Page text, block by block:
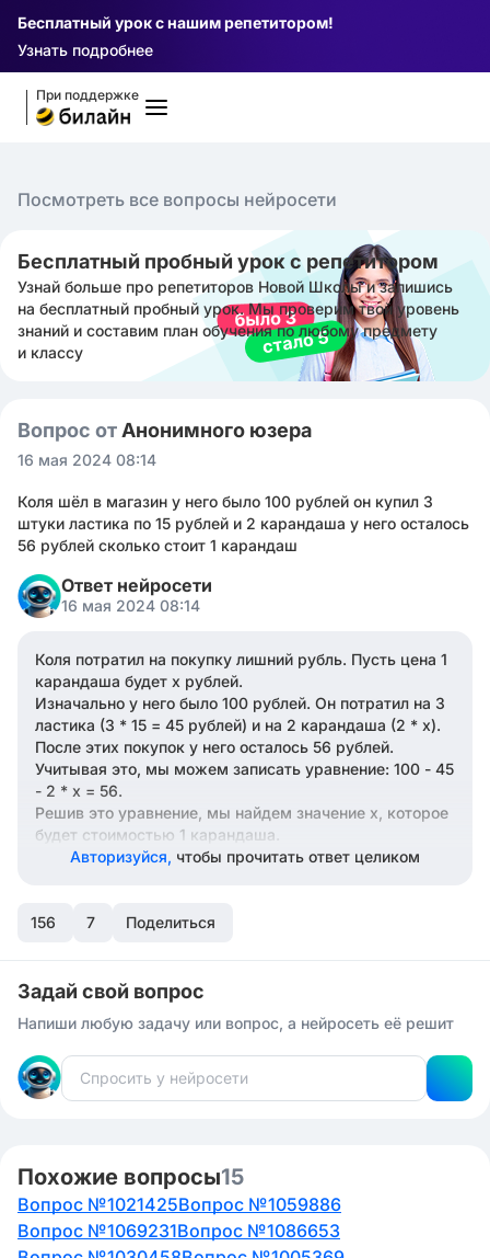
Бесплатный урок с нашим репетитором!
Узнать подробнее
При поддержке
Посмотреть все вопросы нейросети
Бесплатный пробный урок с репетитором
Узнай больше про репетиторов Новой Школы и запишись
на бесплатный пробный урок. Мы проверим твой уровень
знаний и составим план обучения по любому предмету
и классу
Вопрос от Анонимного юзера
16 мая 2024 08:14
Коля шёл в магазин у него было 100 рублей он купил 3
штуки ластика по 15 рублей и 2 карандаша у него осталось
56 рублей сколько стоит 1 карандаш
Ответ нейросети
16 мая 2024 08:14
Коля потратил на покупку лишний рубль. Пусть цена 1
карандаша будет х рублей.
Изначально у него было 100 рублей. Он потратил на 3
ластика (3 * 15 = 45 рублей) и на 2 карандаша (2 * х).
После этих покупок у него осталось 56 рублей.
Учитывая это, мы можем записать уравнение: 100 - 45
- 2 * х = 56.
Решив это уравнение, мы найдем значение х, которое
будет стоимостью 1 карандаша.
Авторизуйся, чтобы прочитать ответ целиком
156 7 Поделиться
Задай свой вопрос
Напиши любую задачу или вопрос, а нейросеть её решит
Похожие вопросы15
Вопрос №1021425Вопрос №1059886
Вопрос №1069231Вопрос №1086653